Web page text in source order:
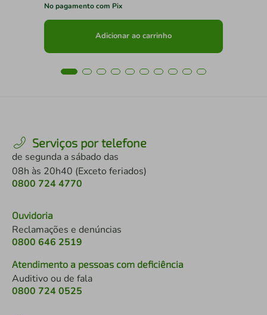
No pagamento com Pix
Adicionar ao carrinho
Serviços por telefone
de segunda a sábado das
08h às 20h40 (Exceto feriados)
0800 724 4770
Ouvidoria
Reclamações e denúncias
0800 646 2519
Atendimento a pessoas com deficiência
Auditivo ou de fala
0800 724 0525